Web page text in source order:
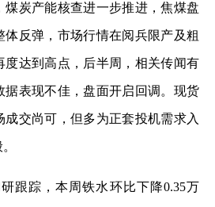
煤炭产能核查进一步推进，焦煤盘
反弹，市场行情在阅兵限产及粗
度达到高点，后半周，相关传闻有
据表现不佳，盘面开启回调。现货
交尚可，但多为正套投机需求入
跟踪，本周铁水环比下降0.35万